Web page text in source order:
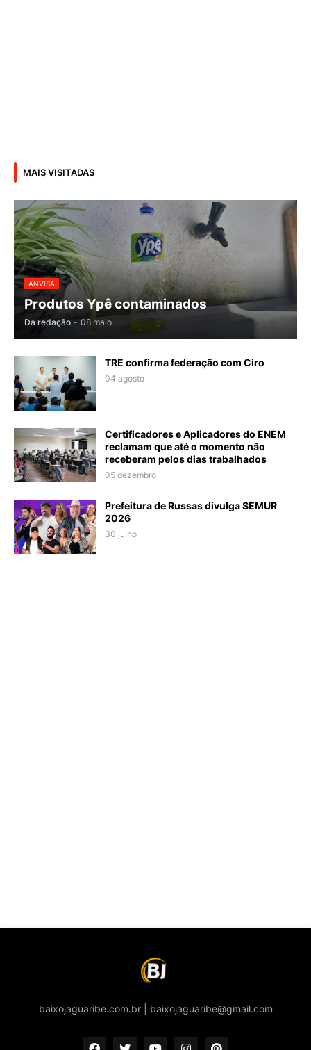
MAIS VISITADAS
ANVISA
Produtos Ypê contaminados
Da redação - 08 maio
TRE confirma federação com Ciro
04 agosto
Certificadores e Aplicadores do ENEM
reclamam que até o momento não
receberam pelos dias trabalhados
05 dezembro
Prefeitura de Russas divulga SEMUR
2026
30 julho
baixojaguaribe.com.br | baixojaguaribe@gmail.com